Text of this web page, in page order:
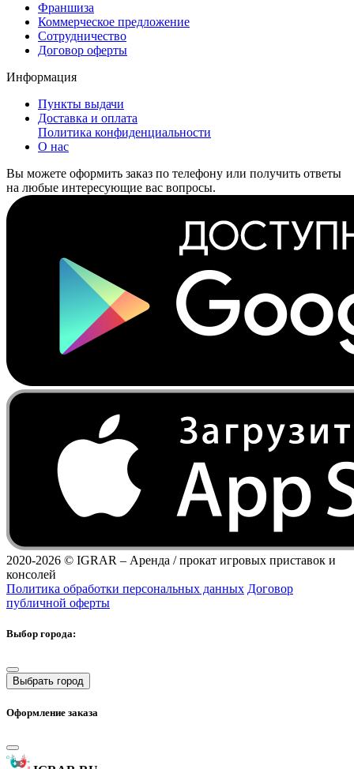
Франшиза
Коммерческое предложение
Сотрудничество
Договор оферты
Информация
Пункты выдачи
Доставка и оплата
Политика конфиденциальности
О нас
Вы можете оформить заказ по телефону или получить ответы
на любые интересующие вас вопросы.
2020-2026 © IGRAR – Аренда / прокат игровых приставок и
консолей
Политика обработки персональных данных Договор
публичной оферты
Выбор города:
Выбрать город
Оформление заказа